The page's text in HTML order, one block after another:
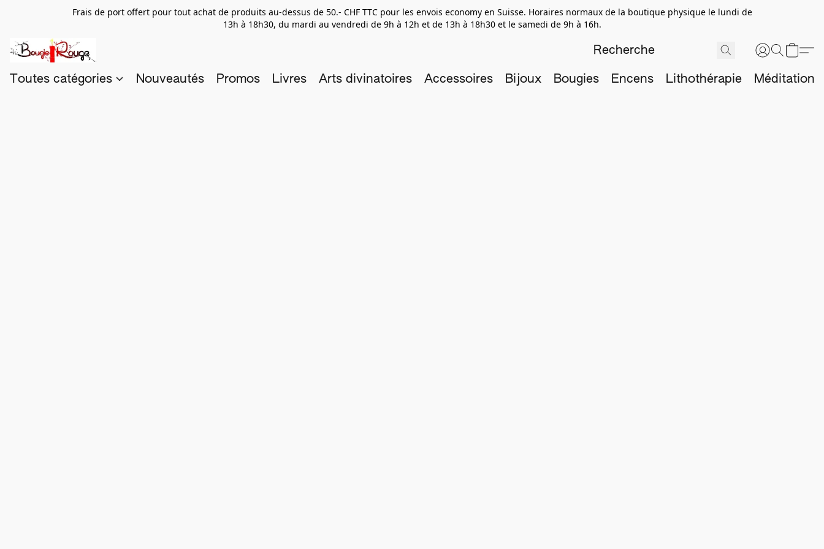
Frais de port offert pour tout achat de produits au-dessus de 50.- CHF TTC pour les envois economy en Suisse. Horaires normaux de la boutique physique le lundi de
13h à 18h30, du mardi au vendredi de 9h à 12h et de 13h à 18h30 et le samedi de 9h à 16h.
Toutes catégories Nouveautés Promos Livres Arts divinatoires Accessoires Bijoux Bougies Encens Lithothérapie Méditation